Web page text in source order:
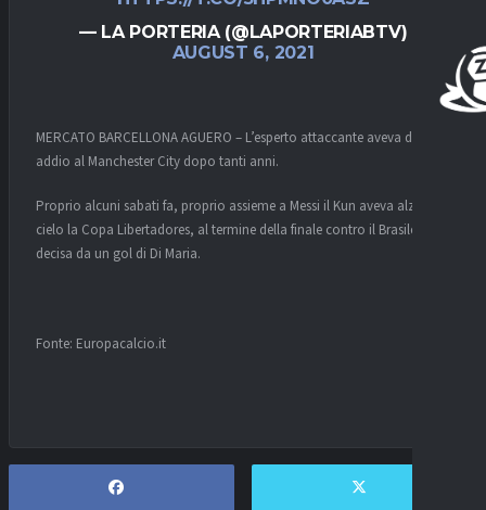
— LA PORTERIA (@LAPORTERIABTV)
AUGUST 6, 2021
MERCATO BARCELLONA AGUERO – L’esperto attaccante aveva detto
addio al Manchester City dopo tanti anni.
Proprio alcuni sabati fa, proprio assieme a Messi il Kun aveva alzato al
cielo la Copa Libertadores, al termine della finale contro il Brasile
decisa da un gol di Di Maria.
Fonte: Europacalcio.it